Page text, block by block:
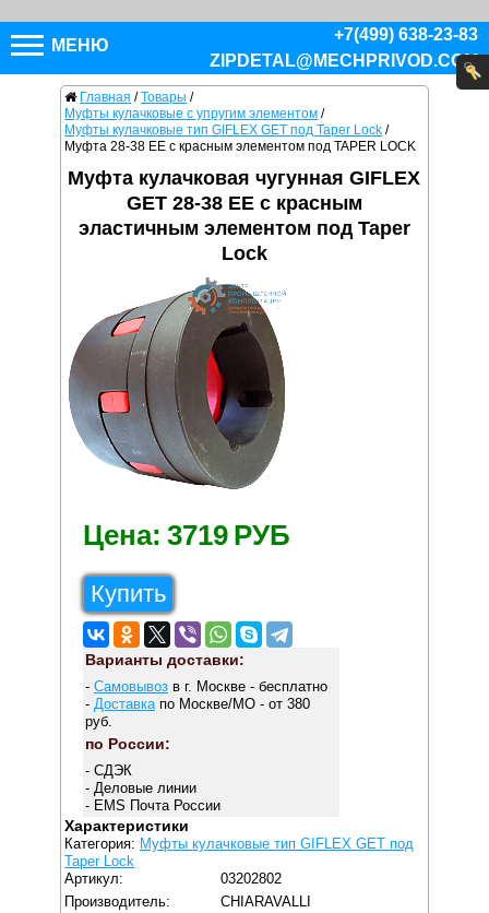
МЕНЮ
+7(499) 638-23-83
ZIPDETAL@MECHPRIVOD.COM
Главная / Товары /
Муфты кулачковые с упругим элементом /
Муфты кулачковые тип GIFLEX GET под Taper Lock /
Муфта 28-38 EE с красным элементом под TAPER LOCK
Муфта кулачковая чугунная GIFLEX
GET 28-38 EE с красным
эластичным элементом под Taper
Lock
Цена: 3719 РУБ
Купить
Варианты доставки:
- Самовывозв г. Москве - бесплатно
- Доставкапо Москве/МО - от 380
руб.
по России:
- СДЭК
- Деловые линии
- EMS Почта России
Характеристики
Категория: Муфты кулачковые тип GIFLEX GET под
Taper Lock
Артикул:
03202802
Производитель:
CHIARAVALLI